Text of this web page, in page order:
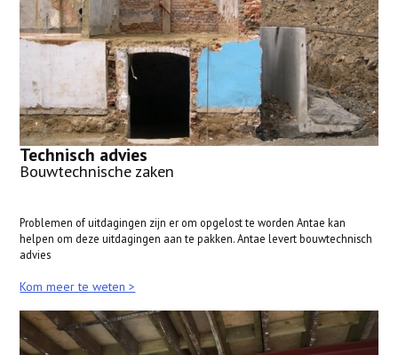
Technisch advies
Bouwtechnische zaken
Problemen of uitdagingen zijn er om opgelost te worden Antae kan
helpen om deze uitdagingen aan te pakken. Antae levert bouwtechnisch
advies
Kom meer te weten >